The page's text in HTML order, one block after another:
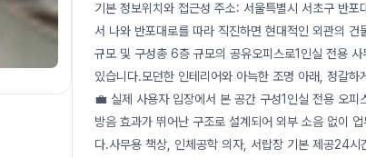
기본 정보위치와 접근성 주소: 서울특별시 서초구 반
서 나와 반포대로를 따라 직진하면 현대적인 외관의
규모 및 구성총 6층 규모의 공유오피스로1인실 전용
있습니다.모던한 인테리어와 아늑한 조명 아래, 정갈
💼 실제 사용자 입장에서 본 공간 구성1인실 전용 오
방음 효과가 뛰어난 구조로 설계되어 외부 소음 없이
다.사무용 책상, 인체공학 의자, 서랍장 기본 제공24